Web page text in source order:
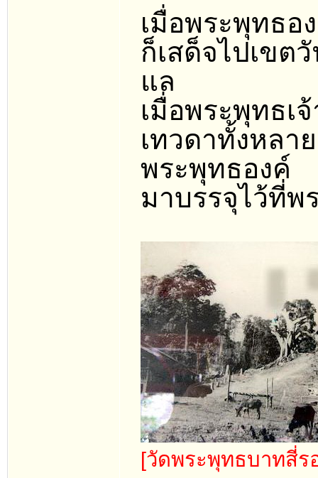
เมื่อพระพุทธอ
ก็เสด็จไปเขต
แล
เมื่อพระพุทธเ
เทวดาทั้งหลา
พระพุทธองค์
มาบรรจุไว้ที่พ
[วัดพระพุทธบาทสี่ร